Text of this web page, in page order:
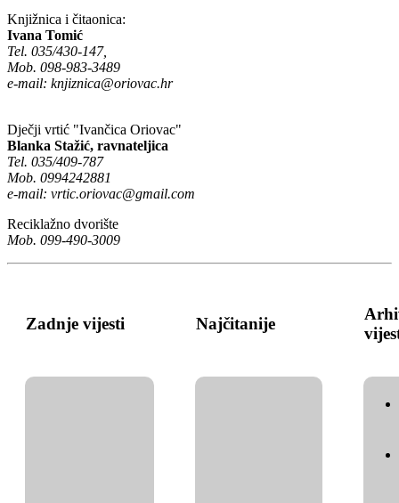
Knjižnica i čitaonica:
Ivana Tomić
Tel. 035/430-147,
Mob. 098-983-3489
e-mail: knjiznica@oriovac.hr
Dječji vrtić "Ivančica Oriovac"
Blanka Stažić, ravnateljica
Tel. 035/409-787
Mob. 0994242881
e-mail: vrtic.oriovac@gmail.com
Reciklažno dvorište
Mob. 099-490-3009
Zadnje vijesti Najčitanije